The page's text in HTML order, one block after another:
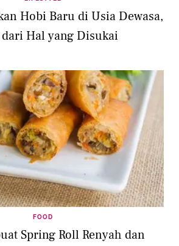
Hobi Baru di Usia Dewasa,
Hal yang Disukai
FOOD
Spring Roll Renyah dan